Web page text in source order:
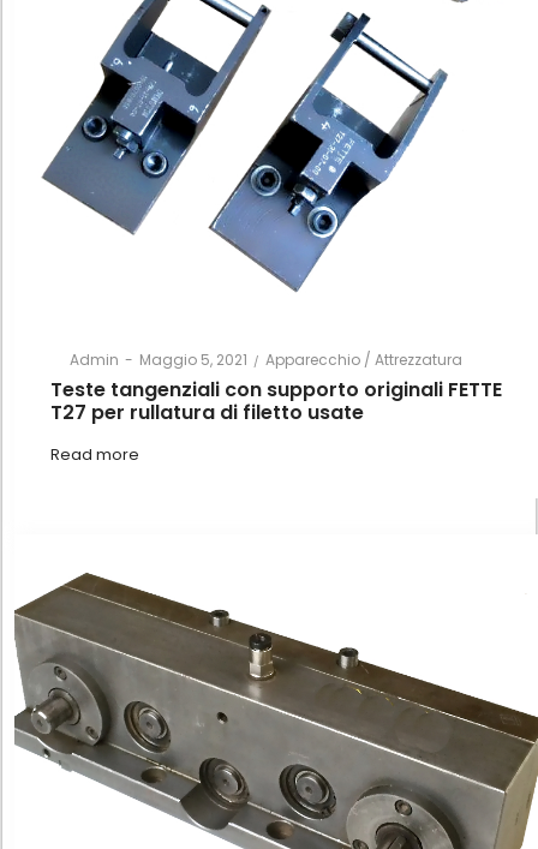
ByAdmin
Posted
on
Maggio 5, 2021
Posted
in
Apparecchio / Attrezzatura
Teste tangenziali con supporto originali FETTE
T27 per rullatura di filetto usate
Read more